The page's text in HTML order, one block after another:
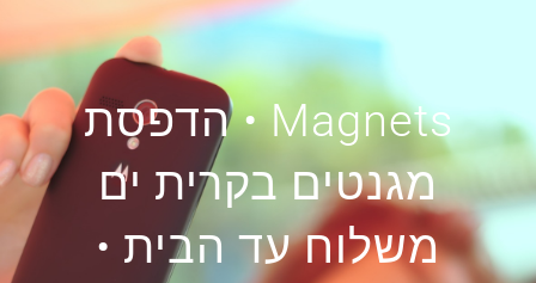
Magnets • הדפסת
מגנטים בקרית ים
משלוח עד הבית •